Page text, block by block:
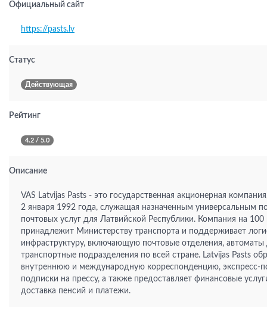
Официальный сайт
https://pasts.lv
Статус
Действующая
Рейтинг
4.2 / 5.0
Описание
VAS Latvijas Pasts - это государственная акционерная
2 января 1992 года, служащая назначенным универсальным
почтовых услуг для Латвийской Республики. Компания на 100
принадлежит Министерству транспорта и поддерживает
инфраструктуру, включающую почтовые отделения,
транспортные подразделения по всей стране. Latvijas Pasts
внутреннюю и международную корреспонденцию, экспресс-
подписки на прессу, а также предоставляет финансовые
доставка пенсий и платежи.